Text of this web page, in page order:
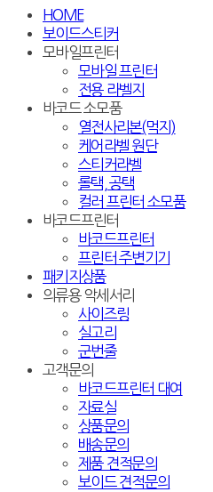
HOME
보이드스티커
모바일프린터
모바일 프린터
전용 라벨지
바코드 소모품
열전사리본(먹지)
케어라벨 원단
스티커라벨
롤택, 공택
컬러 프린터 소모품
바코드프린터
바코드프린터
프린터 주변기기
패키지상품
의류용 악세서리
사이즈링
실고리
군번줄
고객문의
바코드프린터 대여
자료실
상품문의
배송문의
제품 견적문의
보이드 견적문의